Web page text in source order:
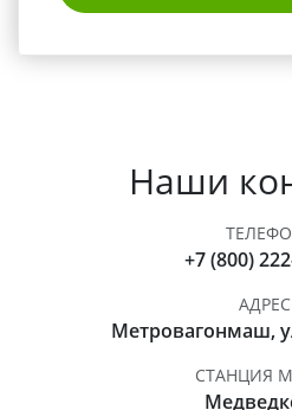
Наши
+7 (800)
АДРЕС
Метровагонмаш,
СТАНЦИЯ